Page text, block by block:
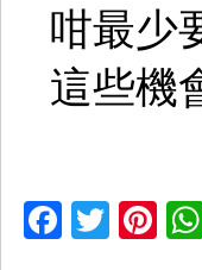
咁最少
這些機